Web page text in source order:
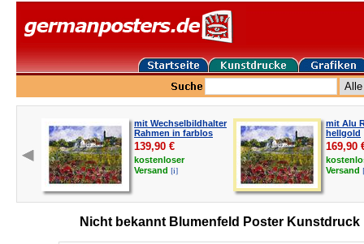
mit Wechselbildhalter
Rahmen in farblos
139,90 €
kostenloser
Versand [i]
mit Alu
hellgold
169,90
Versand
Nicht bekannt Blumenfeld Poster Kunstdruck